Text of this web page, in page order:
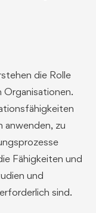
die Rolle
anwenden, zu
Fähigkeiten und
und
sind.